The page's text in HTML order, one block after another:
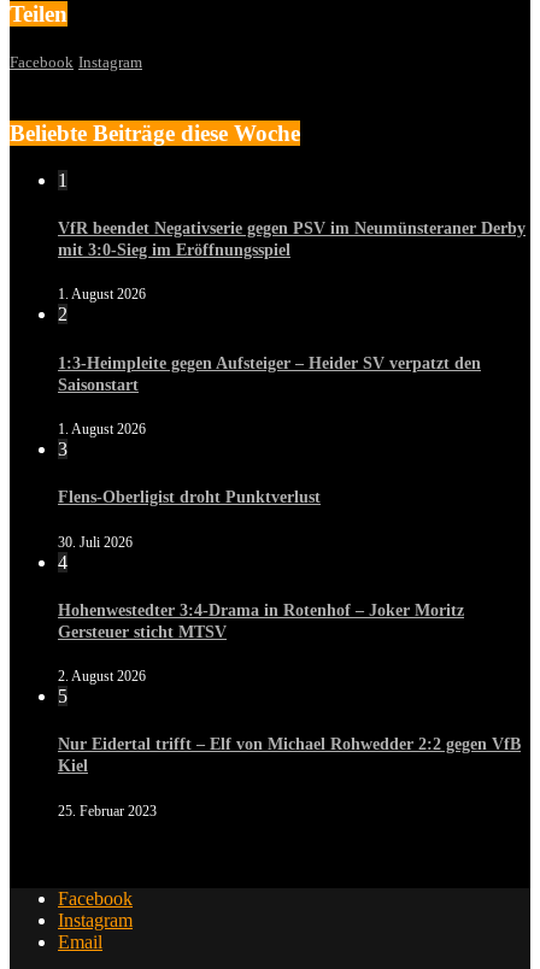
Teilen
Facebook Instagram
Beliebte Beiträge diese Woche
1
VfR beendet Negativserie gegen PSV im Neumünsteraner Derby
mit 3:0-Sieg im Eröffnungsspiel
1. August 2026
2
1:3-Heimpleite gegen Aufsteiger – Heider SV verpatzt den
Saisonstart
1. August 2026
3
Flens-Oberligist droht Punktverlust
30. Juli 2026
4
Hohenwestedter 3:4-Drama in Rotenhof – Joker Moritz
Gersteuer sticht MTSV
2. August 2026
5
Nur Eidertal trifft – Elf von Michael Rohwedder 2:2 gegen VfB
Kiel
25. Februar 2023
Facebook
Instagram
Email